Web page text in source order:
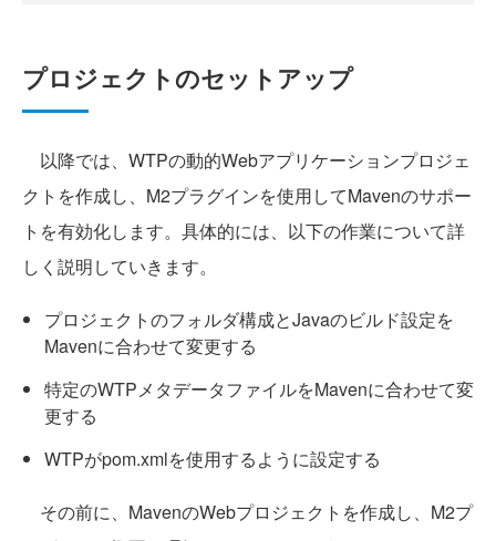
プロジェクトのセットアップ
以降では、WTPの動的Webアプリケーションプロジェ
クトを作成し、M2プラグインを使用してMavenのサポー
トを有効化します。具体的には、以下の作業について詳
しく説明していきます。
プロジェクトのフォルダ構成とJavaのビルド設定を
Mavenに合わせて変更する
特定のWTPメタデータファイルをMavenに合わせて変
更する
WTPがpom.xmlを使用するように設定する
その前に、MavenのWebプロジェクトを作成し、M2プ